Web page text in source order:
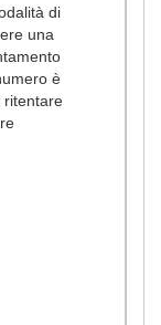
di
una
è
ritentare